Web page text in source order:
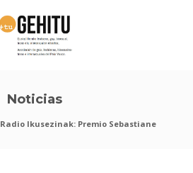
Noticias
Radio Ikusezinak: Premio Sebastiane